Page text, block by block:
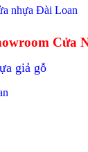
nhựa Đài Loan
Cửa
giả gỗ